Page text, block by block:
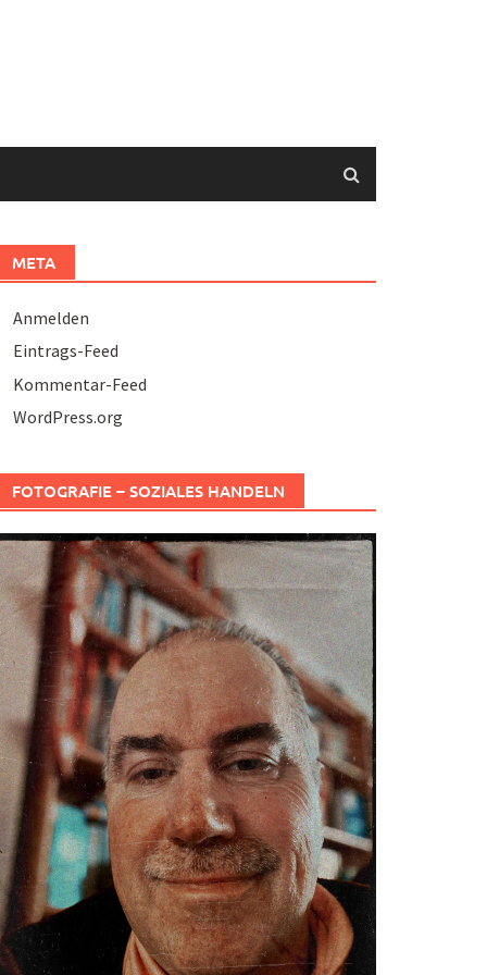
META
Anmelden
Eintrags-Feed
Kommentar-Feed
WordPress.org
FOTOGRAFIE – SOZIALES HANDELN